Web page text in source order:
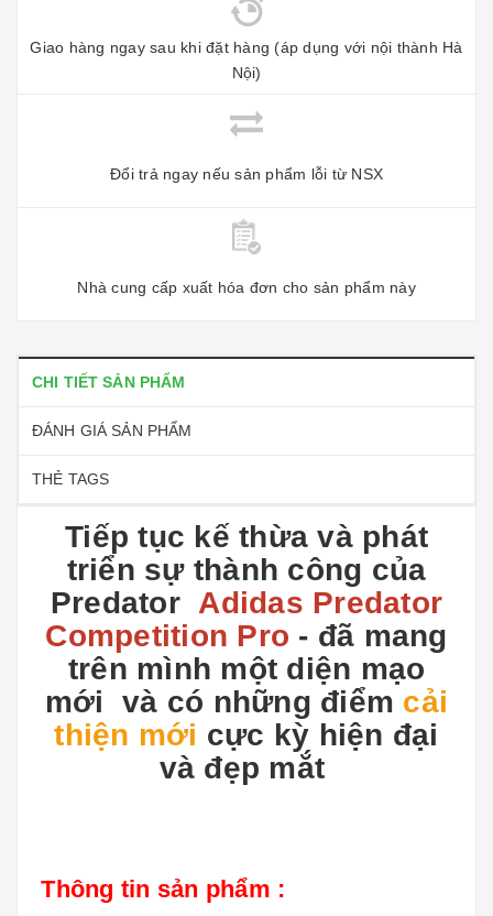
Giao hàng ngay sau khi đặt hàng (áp dụng với nội thành Hà
Nội)
Đổi trả ngay nếu sản phẩm lỗi từ NSX
Nhà cung cấp xuất hóa đơn cho sản phẩm này
CHI TIẾT SẢN PHẨM
ĐÁNH GIÁ SẢN PHẨM
THẺ TAGS
Tiếp tục kế thừa và phát
triển sự thành công của
Predator Adidas Predator
Competition Pro - đã mang
trên mình một diện mạo
mới và có những điểm cải
thiện mới cực kỳ hiện đại
và đẹp mắt
Thông tin sản phẩm :